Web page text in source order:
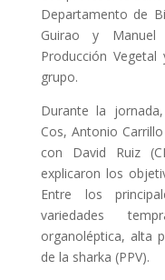
Departamento de
Guirao y Manuel
Producción
grupo.
Durante la
Cos, Antonio
con David Ruiz
explicaron los
Entre los
variedades
organoléptica, alta
de la sharka (PPV).